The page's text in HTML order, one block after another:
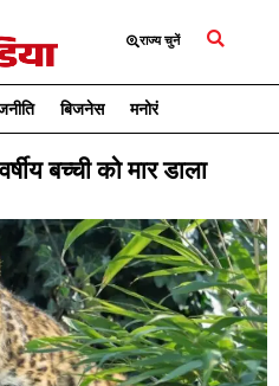
राज्य चुनें
बिजनेस मनोरंजन
बच्ची को मार डाला